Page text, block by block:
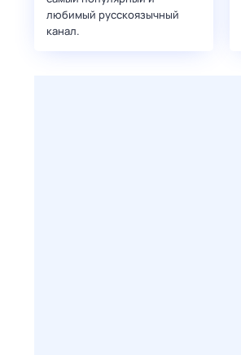
любимый русскоязычный
канал.